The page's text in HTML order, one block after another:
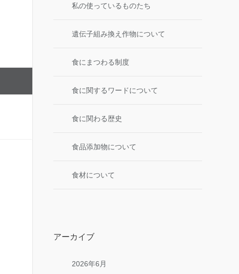
私の使っているものたち
遺伝子組み換え作物について
食にまつわる制度
食に関するワードについて
食に関わる歴史
食品添加物について
食材について
アーカイブ
2026年6月